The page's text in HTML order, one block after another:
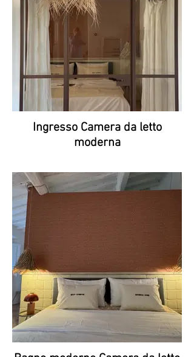
Ingresso Camera da letto
moderna